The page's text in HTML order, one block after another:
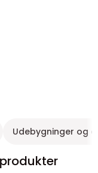
Udebygninger og